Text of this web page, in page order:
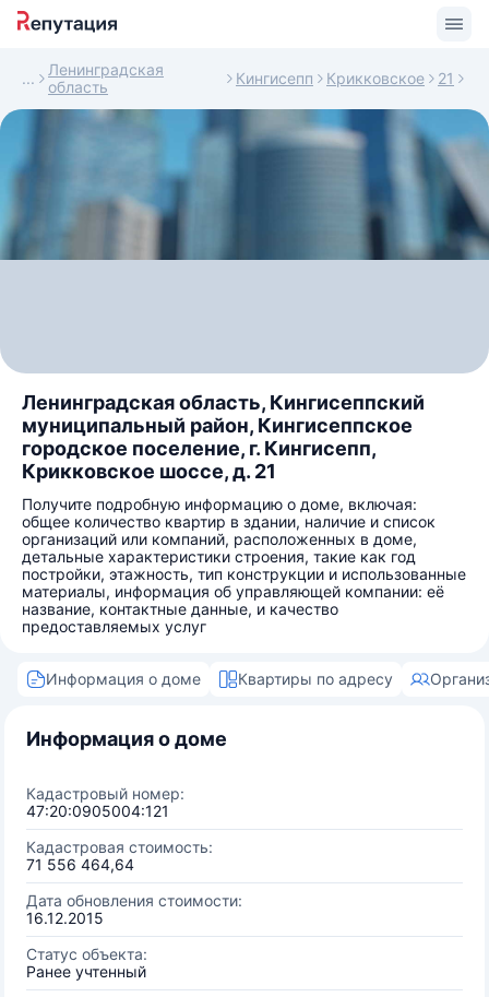
Ленинградская
область
Кингисепп Крикковское 21
Ленинградская область, Кингисеппский
муниципальный район, Кингисеппское
городское поселение, г. Кингисепп,
Крикковское шоссе, д. 21
Получите подробную информацию о доме, включая:
общее количество квартир в здании, наличие и список
организаций или компаний, расположенных в доме,
детальные характеристики строения, такие как год
постройки, этажность, тип конструкции и использованные
материалы, информация об управляющей компании: её
название, контактные данные, и качество
предоставляемых услуг
Информация о доме Квартиры по адресу
Информация о доме
Кадастровый номер:
47:20:0905004:121
Кадастровая стоимость:
71 556 464,64
Дата обновления стоимости:
16.12.2015
Статус объекта:
Ранее учтенный